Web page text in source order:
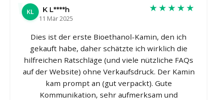
KL
K L****h
11 Mär 2025
★★★★★
Dies ist der erste Bioethanol-Kamin, den ich
gekauft habe, daher schätzte ich wirklich die
hilfreichen Ratschläge (und viele nützliche FAQs
auf der Website) ohne Verkaufsdruck. Der Kamin
kam prompt an (gut verpackt). Gute
Kommunikation, sehr aufmerksam und